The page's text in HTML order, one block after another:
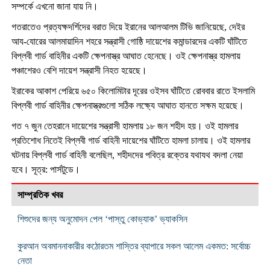
সম্পর্কে এখনো জানা যায় নি।
গতরাতেও প্রত্যক্ষদর্শিদের বরাত দিয়ে ইরানের আলআলম টিভি জানিয়েছে, দেইর
আয-যোরের আলমায়াদিন শহরে সন্ত্রাসী গোষ্ঠি দায়েশের কমান্ডারদের একটি ঘাঁটিতে
বিপ্লবী গার্ড বাহিনীর একটি ক্ষেপনাস্ত্র আঘাত হেনেছে। ওই ক্ষেপনাস্ত্র হামলায়
পঞ্চাশেরও বেশি দায়েশ সন্ত্রাসী নিহত হয়েছে।
ইরাকের আকাশ পেরিয়ে ৬৫০ কিলোমিটার দূরের ওইসব ঘাঁটিতে রোববার রাতে ইসলামি
বিপ্লবী গার্ড বাহিনীর ক্ষেপনাস্ত্রগুলো সঠিক লক্ষ্যে আঘাত হানতে সক্ষম হয়েছে।
গত ৭ জুন তেহরানে দায়েশের সন্ত্রাসী হামলায় ১৮ জন শহীদ হয়। ওই হামলার
প্রতিশোধ নিতেই বিপ্লবী গার্ড বাহিনী দায়েশের ঘাঁটিতে হামলা চালায়। ওই হামলার
ঘটনায় বিপ্লবী গার্ড বাহিনী বলেছিল, শহীদদের পবিত্র রক্তের যথাযথ বদলা নেয়া
হবে। সূত্র: পার্সটুডে।
সাম্প্রতিক খবর
শিশুদের জন্য অনুমোদন পেল ‘পাস্তু কোভ্যাক’ ভ্যাকসিন
কুরআন অবমাননাকারীর কঠোরতম শাস্তির ব্যাপারে সকল আলেম একমত: সর্বোচ্চ
নেতা